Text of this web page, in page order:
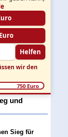
Helfen
wir den
750 Euro
und
Sieg für